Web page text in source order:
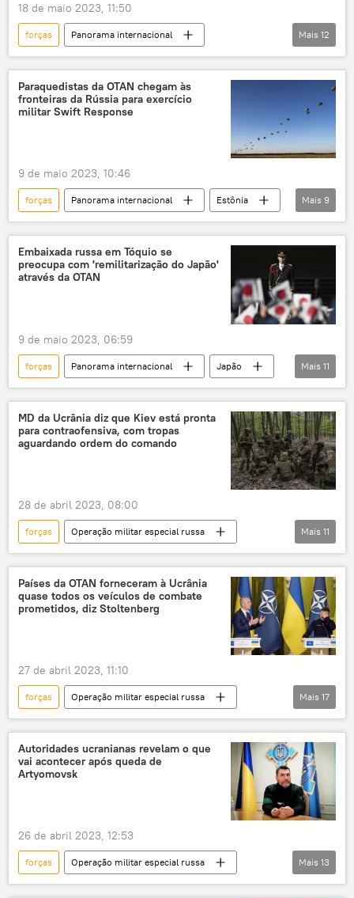
18 de maio 2023, 11:50
forças
Panorama internacional
Estados Unidos
tropas
tropas estrangeiras
Forças Armadas
guerra
Iraque
EUA no Iraque
Mais 12
Paraquedistas da OTAN chegam às
fronteiras da Rússia para exercício
militar Swift Response
9 de maio 2023, 10:46
forças Panorama internacional
Estônia
Manobras perto da fronteira ocidental da Rússia
exercícios
exercícios militares
exercícios conjuntos
OTAN
Mais 9
Embaixada russa em Tóquio se
preocupa com 'remilitarização do Japão'
através da OTAN
9 de maio 2023, 06:59
forças Panorama internacional
Japão
Forças de Autodefesa do Japão
Marinha do Japão
capacidade militar
militar
força militar
militarização
OTAN
Mais 11
MD da Ucrânia diz que Kiev está pronta
para contraofensiva, com tropas
aguardando ordem do comando
28 de abril 2023, 08:00
forças
Operação militar especial russa
Ucrânia
Rússia
Forças Armadas da Rússia
Forças Armadas da Ucrânia
ofensiva
militares
Ministério da Defesa da Ucrânia
Mais 11
Países da OTAN forneceram à Ucrânia
quase todos os veículos de combate
prometidos, diz Stoltenberg
27 de abril 2023, 11:10
forças
Operação militar especial russa
tanque
veículos
veículo blindado
veículo aéreo não tripulado
veículo de combate
blindados
fornecimento
técnica
conflito ucraniano
conflito armado
Ucrânia
Mais 17
Autoridades ucranianas revelam o que
vai acontecer após queda de
Artyomovsk
26 de abril 2023, 12:53
forças
Operação militar especial russa
Bakhmut
Artyomovsk
Donbass
Mais 13